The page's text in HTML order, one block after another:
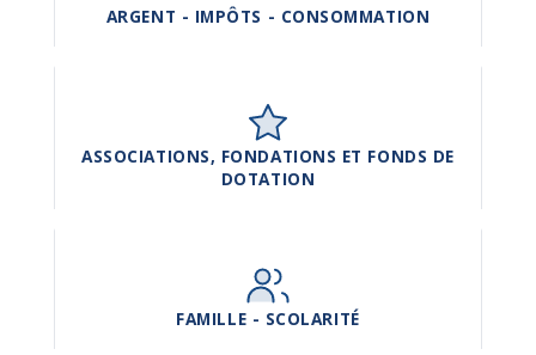
ARGENT - IMPÔTS - CONSOMMATION
ASSOCIATIONS, FONDATIONS ET FONDS DE
DOTATION
FAMILLE - SCOLARITÉ